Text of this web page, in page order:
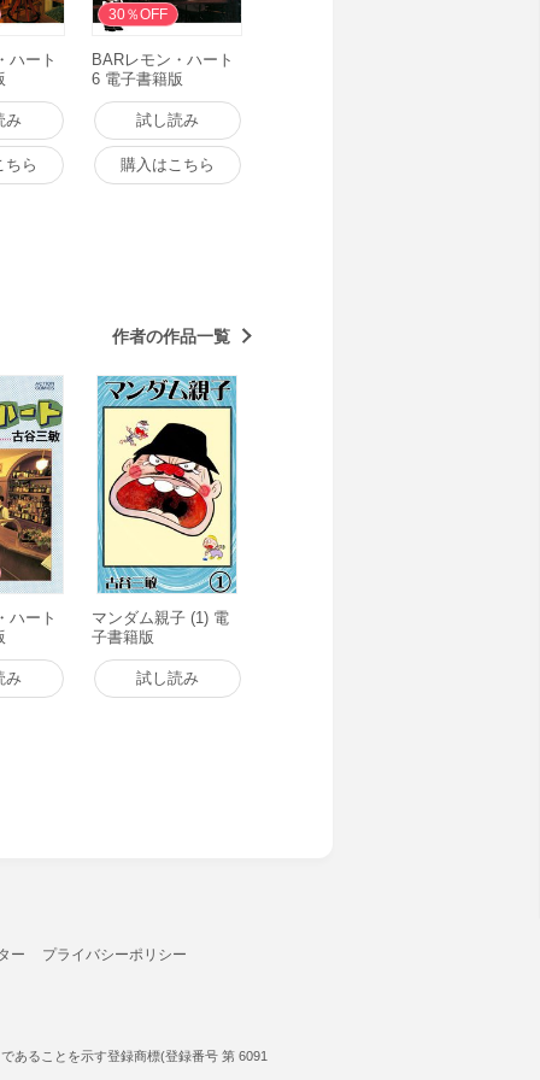
ハート
み
ちら
30％OFF
BARレモン・ハート
6 電子書籍版
試し読み
購入はこちら
作者の作品一覧
ハート
み
マンダム親子 (1) 電
子書籍版
試し読み
ー プライバシーポリシー
あることを示す登録商標(登録番号 第 6091